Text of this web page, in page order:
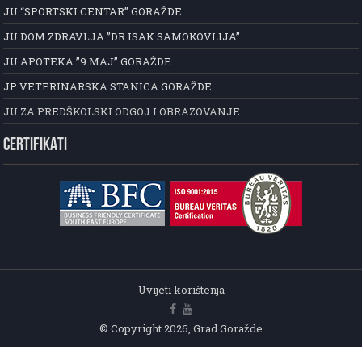
JU “SPORTSKI CENTAR” GORAŽDE
JU DOM ZDRAVLJA ”DR ISAK SAMOKOVLIJA”
JU APOTEKA ”9 MAJ” GORAŽDE
JP VETERINARSKA STANICA GORAŽDE
JU ZA PREDŠKOLSKI ODGOJ I OBRAZOVANJE
CERTIFIKATI
Uvijeti korištenja
© Copyright 2026, Grad Goražde